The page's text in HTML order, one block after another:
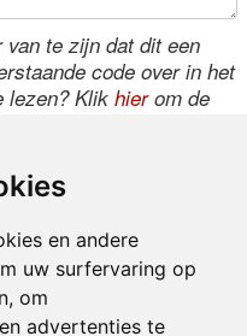
en andere
uw surfervaring op
om
advertenties te
te zijn dat dit een
code over in het
lezen? Klik hierom de